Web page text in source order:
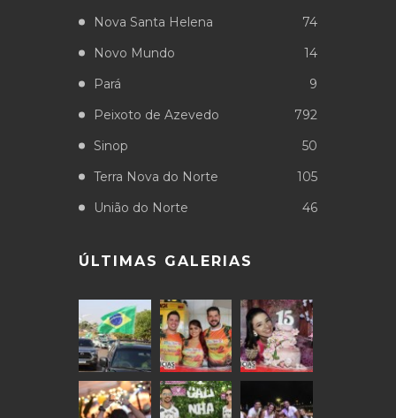
Nova Santa Helena
74
Novo Mundo
14
Pará
9
Peixoto de Azevedo
792
Sinop
50
Terra Nova do Norte
105
União do Norte
46
ÚLTIMAS GALERIAS